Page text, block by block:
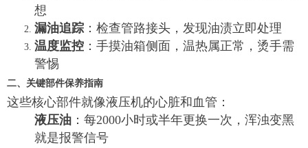
想
漏油追踪 ：检查管路接头，发现油渍立即处理
温度监控 ：手摸油箱侧面，温热属正常，烫手需
警惕
二、关键部件保养指南
这些核心部件就像液压机的心脏和血管：
液压油 ：每2000小时或半年更换一次，浑浊变黑
就是报警信号